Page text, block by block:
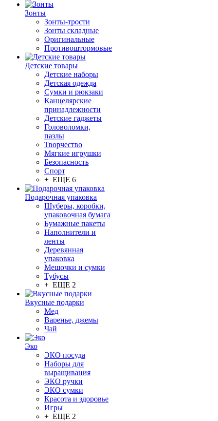
Зонты
Зонты-трости
Зонты складные
Оригинальные
Противоштормовые
Детские товары
Детские наборы
Детская одежда
Сумки и рюкзаки
Канцелярские
принадлежности
Детские гаджеты
Головоломки,
пазлы
Творчество
Мягкие игрушки
Безопасность
Спорт
+ ЕЩЕ 6
Подарочная упаковка
Шуберы, коробки,
упаковочная бумага
Бумажные пакеты
Наполнители и
ленты
Деревянная
упаковка
Мешочки и сумки
Тубусы
+ ЕЩЕ 2
Вкусные подарки
Мед
Варенье, джемы
Чай
Эко
ЭКО посуда
Наборы для
выращивания
ЭКО ручки
ЭКО сумки
Красота и здоровье
Игры
+ ЕЩЕ 2